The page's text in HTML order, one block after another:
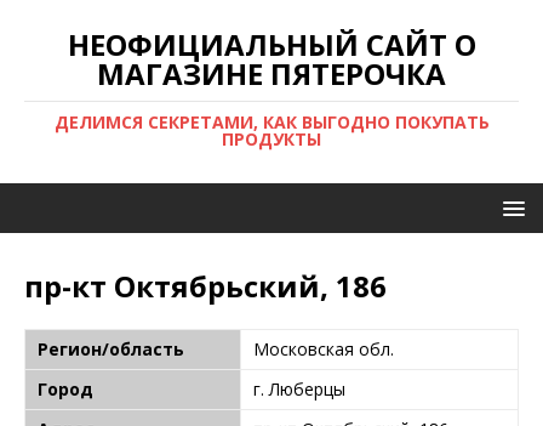
НЕОФИЦИАЛЬНЫЙ САЙТ О
МАГАЗИНЕ ПЯТЕРОЧКА
ДЕЛИМСЯ СЕКРЕТАМИ, КАК ВЫГОДНО ПОКУПАТЬ
ПРОДУКТЫ
пр-кт Октябрьский, 186
Регион/область
Московская обл.
Город
г. Люберцы